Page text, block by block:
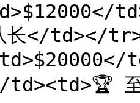
长</td></
td><td>🏆